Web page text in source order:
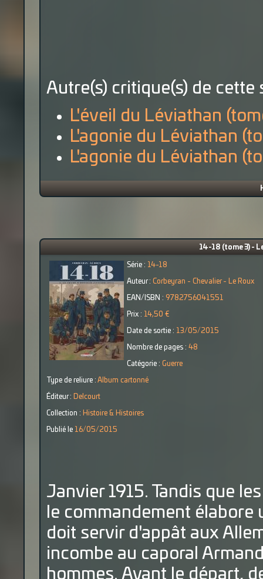
Autre(s) critique(s) de cette
L'éveil du Léviathan
L'agonie du Léviathan
L'agonie du Léviathan
14-18 (tome 3) -
Série : 14-18
Auteur : Corbeyran - Chevalier - Le Roux
EAN/ISBN : 9782756041551
Prix : 14,50 €
Date de sortie : 13/05/2015
Nombre de pages : 48
Catégorie : Guerre
Type de reliure : Album cartonné
Éditeur : Delcourt
Collection : Histoire & Histoires
Publié le 16/05/2015
Janvier 1915. Tandis que
le commandement
doit servir d'appât aux
incombe au caporal
hommes. Avant le départ,